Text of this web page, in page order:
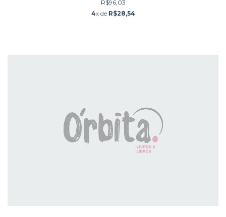
R$96,03
4x de R$28,54